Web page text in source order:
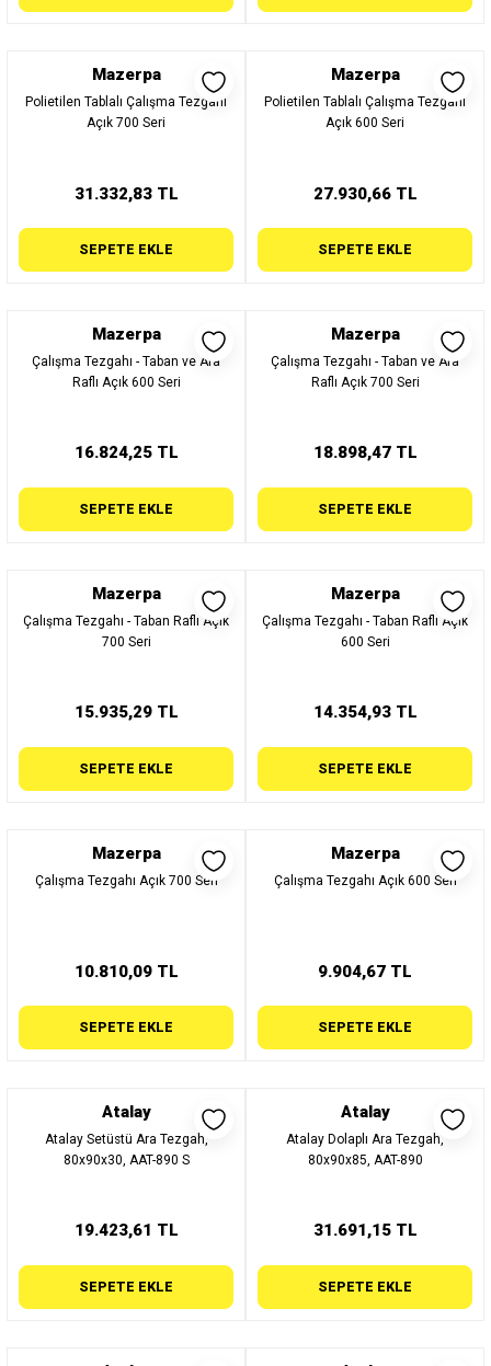
Mazerpa
Polietilen Tablalı Çalışma Tezgahı
Açık 700 Seri
31.332,83 TL
SEPETE EKLE
Mazerpa
Polietilen Tablalı Çalışma Tezgahı
Açık 600 Seri
27.930,66 TL
SEPETE EKLE
Mazerpa
Çalışma Tezgahı - Taban ve Ara
Raflı Açık 600 Seri
16.824,25 TL
SEPETE EKLE
Mazerpa
Çalışma Tezgahı - Taban ve Ara
Raflı Açık 700 Seri
18.898,47 TL
SEPETE EKLE
Mazerpa
Çalışma Tezgahı - Taban Raflı Açık
700 Seri
15.935,29 TL
SEPETE EKLE
Mazerpa
Çalışma Tezgahı - Taban Raflı Açık
600 Seri
14.354,93 TL
SEPETE EKLE
Mazerpa
Çalışma Tezgahı Açık 700 Seri
10.810,09 TL
SEPETE EKLE
Mazerpa
Çalışma Tezgahı Açık 600 Seri
9.904,67 TL
SEPETE EKLE
Atalay
Atalay Setüstü Ara Tezgah,
80x90x30, AAT-890 S
19.423,61 TL
SEPETE EKLE
Atalay
Atalay Dolaplı Ara Tezgah,
80x90x85, AAT-890
31.691,15 TL
SEPETE EKLE